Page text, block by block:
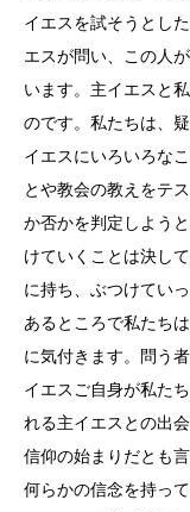
イエスを試そうとし
エスが問い、この人
います。主イエスと
のです。私たちは、
イエスにいろいろな
とや教会の教えをテ
か否かを判定しよう
けていくことは決し
に持ち、ぶつけてい
あるところで私たち
に気付きます。問う
イエスご自身が私た
れる主イエスとの出
信仰の始まりだとも
何らかの信念を持っ